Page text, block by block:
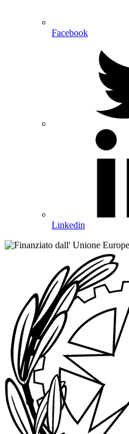
Facebook
Linkedin